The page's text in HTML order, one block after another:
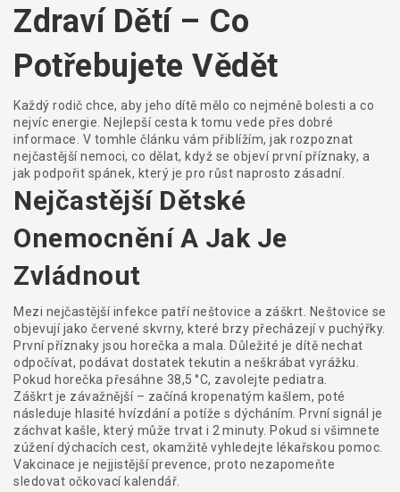
Zdraví Dětí – Co
Potřebujete Vědět
Každý rodič chce, aby jeho dítě mělo co nejméně bolesti a co
nejvíc energie. Nejlepší cesta k tomu vede přes dobré
informace. V tomhle článku vám přiblížím, jak rozpoznat
nejčastější nemoci, co dělat, když se objeví první příznaky, a
jak podpořit spánek, který je pro růst naprosto zásadní.
Nejčastější Dětské
Onemocnění A Jak Je
Zvládnout
Mezi nejčastější infekce patří neštovice a záškrt. Neštovice se
objevují jako červené skvrny, které brzy přecházejí v puchýřky.
První příznaky jsou horečka a mala. Důležité je dítě nechat
odpočívat, podávat dostatek tekutin a neškrábat vyrážku.
Pokud horečka přesáhne 38,5 °C, zavolejte pediatra.
Záškrt je závažnější – začíná kropenatým kašlem, poté
následuje hlasité hvízdání a potíže s dýcháním. První signál je
záchvat kašle, který může trvat i 2 minuty. Pokud si všimnete
zúžení dýchacích cest, okamžitě vyhledejte lékařskou pomoc.
Vakcinace je nejjistější prevence, proto nezapomeňte
sledovat očkovací kalendář.